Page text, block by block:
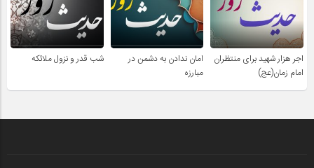
اجر هزار شهید برای منتظران
امام زمان(عج)
امان ندادن به دشمن در
مبارزه
شب قدر و نزول ملائکه